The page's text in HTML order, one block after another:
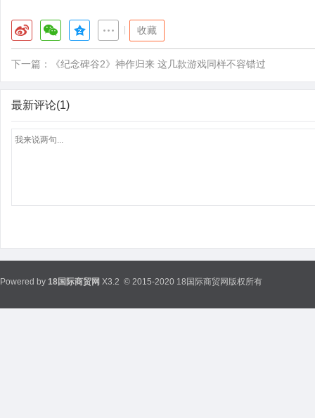
收藏
下一篇： 《纪念碑谷2》神作归来 这几款游戏同样不容错过
最新评论(1)
Powered by 18国际商贸网 X3.2 © 2015-2020 18国际商贸网版权所有